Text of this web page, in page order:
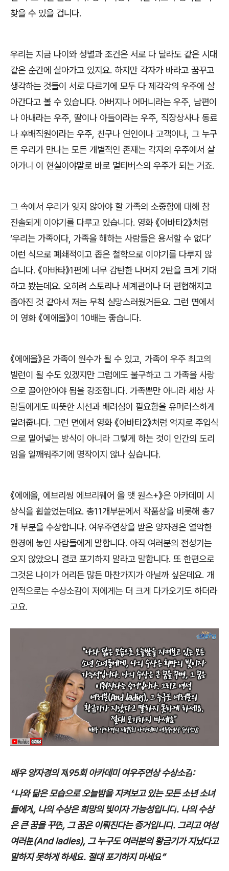
찾을 수 있을 겁니다.
우리는 지금 나이와 성별과 조건은 서로 다 달라도 같은 시대
같은 순간에 살아가고 있지요. 하지만 각자가 바라고 꿈꾸고
생각하는 것들이 서로 다르기에 모두 다 제각각의 우주에 살
아간다고 볼 수 있습니다. 아버지나 어머니라는 우주, 남편이
나 아내라는 우주, 딸이나 아들이라는 우주, 직장상사나 동료
나 후배직원이라는 우주, 친구나 연인이나 고객이나, 그 누구
든 우리가 만나는 모든 개별적인 존재는 각자의 우주에서 살
아가니 이 현실이야말로 바로 멀티버스의 우주가 되는 거죠.
그 속에서 우리가 잊지 않아야 할 가족의 소중함에 대해 참
진솔되게 이야기를 다루고 있습니다. 영화《아바타2》처럼
‘우리는 가족이다 가족을 해하는 사람들은 용서할 수 없다’
이런 식으로 폐쇄적이고 좁은 철학으로 이야기를 다루지 않
습니다. 《아바타》1편에 너무 감탄한 나머지 2탄을 크게 기대
하고 봤는데요. 오히려 스토리나 세계관이나 더 편협해지고
좁아진 것 같아서 저는 무척 실망스러웠거든요. 그런 면에서
이 영화《에에올》이 10배는 좋습니다.
《에에올》은 가족이 원수가 될 수 있고 가족이 우주 최고의
빌런이 될 수도 있겠지만 그럼에도 불구하고 그 가족을 사랑
으로 끌어안아야 됨을 강조합니다. 가족뿐만 아니라 세상 사
람들에게도 따뜻한 시선과 배려심이 필요함을 유머러스하게
알려줍니다. 그런 면에서 영화《아바타2》처럼 억지로 주입식
으로 밀어넣는 방식이 아니라 그렇게 하는 것이 인간의 도리
임을 일깨워주기에 명작이지 않나 싶습니다.
《에에올 에브리씽 에브리웨어 올 앳 원스+》은 아카데미 시
상식을 휩쓸었는데요. 총11개부문에서 작품상을 비롯해 총7
개 부분을 수상합니다. 여우주연상을 받은 양자경은 열악한
환경에 놓인 사람들에게 말합니다. 아직 여러분의 전성기는
오지 않았으니 결코 포기하지 말라고 말합니다. 또 한편으로
그것은 나이가 어리든 많든 마찬가지가 아닐까 싶은데요. 개
인적으로는 수상소감이 저에게는 더 크게 다가오기도 하더라
고요.
배우 양자경의 제95회 아카데미 여우주연상 수상소감:
“나와 닮은 모습으로 오늘밤을 지켜보고 있는 모든 소년 소녀
들에게, 나의 수상은 희망의 빛이자 가능성입니다. 나의 수상
은 큰 꿈을 꾸면, 그 꿈은 이뤄진다는 증거입니다. 그리고 여성
여러분(And ladies), 그 누구도 여러분의 황금기가 지났다고
말하지 못하게 하세요. 절대 포기하지 마세요”